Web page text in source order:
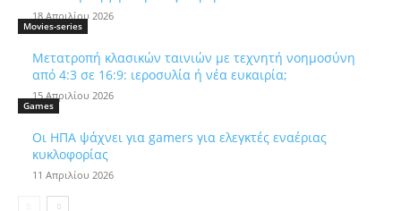
18 Απριλίου 2026
Movies-series
Μετατροπή κλασικών ταινιών με τεχνητή νοημοσύνη
από 4:3 σε 16:9: ιεροσυλία ή νέα ευκαιρία;
15 Απριλίου 2026
Games
Οι ΗΠΑ ψάχνει για gamers για ελεγκτές εναέριας
κυκλοφορίας
11 Απριλίου 2026